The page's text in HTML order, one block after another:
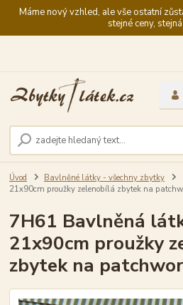
Máme nový vzhled, ale vše ostatní
stejné ceny,
Úvod Bavlněné látky - všechny zbytky
21x90cm proužky zelenobílá zbytek na
7H61 Bavlněná
21x90cm proužky
zbytek na